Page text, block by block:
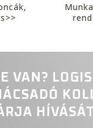
VAN?